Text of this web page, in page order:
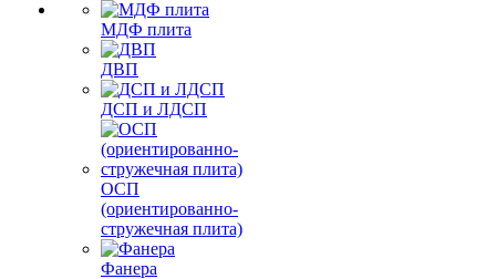
МДФ плита
ДВП
ДСП и ЛДСП
ОСП
(ориентированно-
стружечная плита)
Фанера